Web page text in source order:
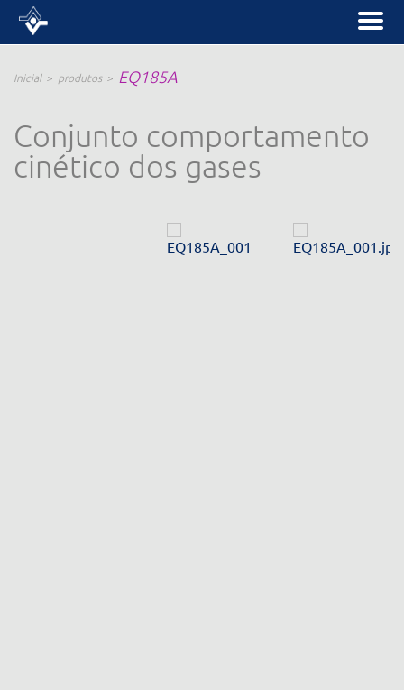
Inicial produtos EQ185A
Conjunto comportamento
cinético dos gases